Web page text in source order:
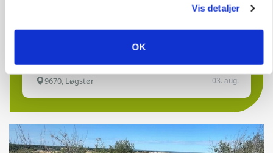
Vis detaljer
OK
9670, Løgstør 03. aug.